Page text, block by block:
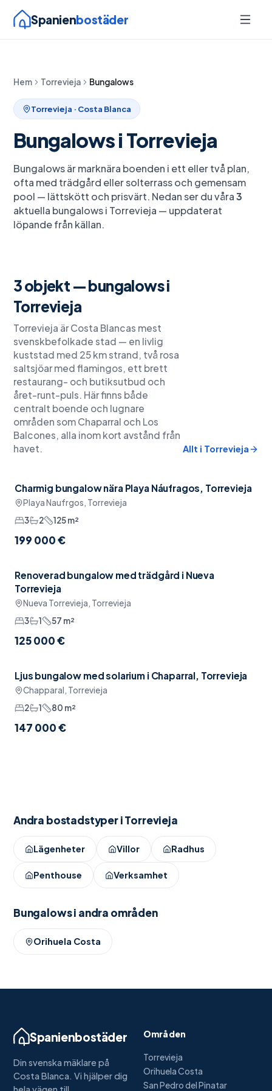
Spanienbostäder
Hem Torrevieja Bungalows
Torrevieja · Costa Blanca
Bungalowsi Torrevieja
Bungalows är marknära boenden i ett eller två plan,
ofta med trädgård eller solterrass och gemensam
pool — lättskött och prisvärt. Nedan ser du våra3
aktuella bungalowsi Torrevieja — uppdaterat
löpande från källan.
3objekt —bungalowsi
Torrevieja
Torrevieja är Costa Blancas mest
svenskbefolkade stad — en livlig
kuststad med 25 km strand, två rosa
saltsjöar med flamingos, ett brett
restaurang- och butiksutbud och
året-runt-puls. Här finns både
centralt boende och lugnare
områden som Chaparral och Los
Balcones, alla inom kort avstånd från
havet.
Allt i Torrevieja
Möblerat
Charmig bungalow nära Playa Náufragos, Torrevieja
Playa Naufrgos, Torrevieja
3
2 125m²
199 000 €
Möblerat
Renoverad bungalow med trädgård i Nueva
Torrevieja
Nueva Torrevieja, Torrevieja
3
1 57 m²
125 000 €
Pool
Ljus bungalow med solarium i Chaparral, Torrevieja
Chapparal, Torrevieja
2
1 80 m²
147 000 €
Andra bostadstyper iTorrevieja
Lägenheter Villor Radhus
Penthouse Verksamhet
Bungalowsi andra områden
Orihuela Costa
Spanienbostäder
Din svenska mäklare på
Costa Blanca. Vi hjälper dig
Områden
Torrevieja
Orihuela Costa
San Pedro del Pinatar